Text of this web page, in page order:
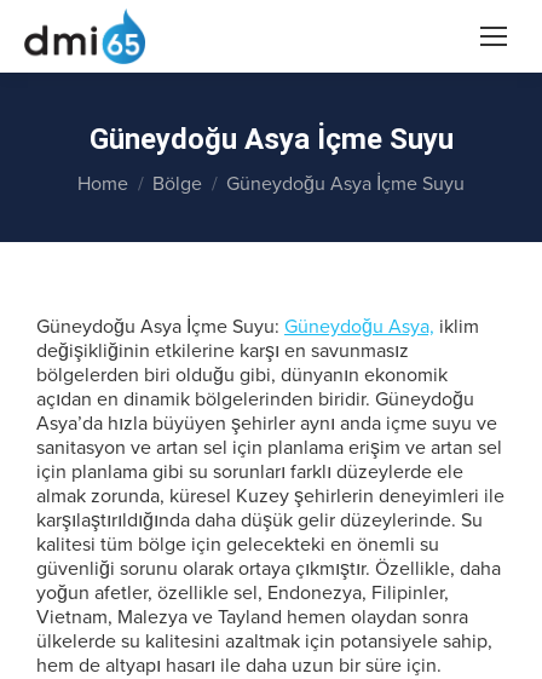
Güneydoğu Asya İçme Suyu
You are here:
Home Bölge Güneydoğu Asya İçme Suyu
Güneydoğu Asya İçme Suyu: Güneydoğu Asya, iklim
değişikliğinin etkilerine karşı en savunmasız
bölgelerden biri olduğu gibi, dünyanın ekonomik
açıdan en dinamik bölgelerinden biridir. Güneydoğu
Asya’da hızla büyüyen şehirler aynı anda içme suyu ve
sanitasyon ve artan sel için planlama erişim ve artan sel
için planlama gibi su sorunları farklı düzeylerde ele
almak zorunda, küresel Kuzey şehirlerin deneyimleri ile
karşılaştırıldığında daha düşük gelir düzeylerinde. Su
kalitesi tüm bölge için gelecekteki en önemli su
güvenliği sorunu olarak ortaya çıkmıştır. Özellikle, daha
yoğun afetler, özellikle sel, Endonezya, Filipinler,
Vietnam, Malezya ve Tayland hemen olaydan sonra
ülkelerde su kalitesini azaltmak için potansiyele sahip,
hem de altyapı hasarı ile daha uzun bir süre için.